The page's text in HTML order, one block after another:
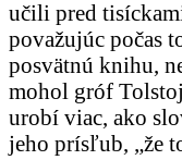
učili pred
považujúc počas
posvätnú knihu,
mohol gróf
urobí viac, ako
jeho prísľub, „že